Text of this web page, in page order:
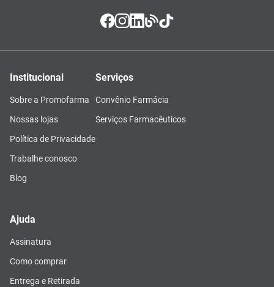
Institucional
Sobre a Promofarma
Nossas lojas
Política de Privacidade
Trabalhe conosco
Blog
Serviços
Convênio Farmácia
Serviços Farmacêuticos
Ajuda
Assinatura
Como comprar
Entrega e Retirada